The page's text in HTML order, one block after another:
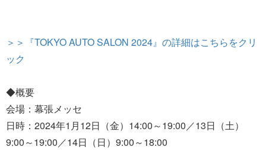
＞＞『TOKYO AUTO SALON 2024』の詳細はこちらをクリ
ック
◆概要
会場：幕張メッセ
日時：2024年1月12日（金）14:00～19:00／13日（土）
9:00～19:00／14日（日）9:00～18:00